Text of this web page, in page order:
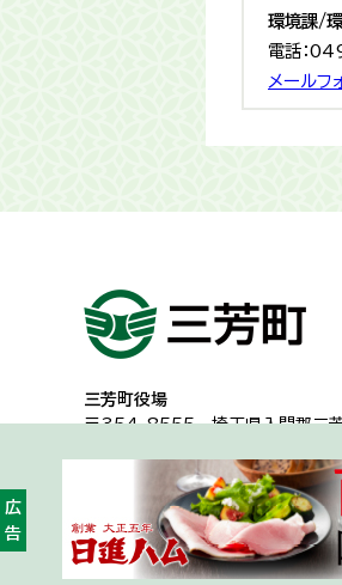
環境課/
電話：
メールフ
三芳町役場
〒354-8555埼玉県入間郡三
一般的な業務時間8時30分から
開庁時間・アクセス
広告